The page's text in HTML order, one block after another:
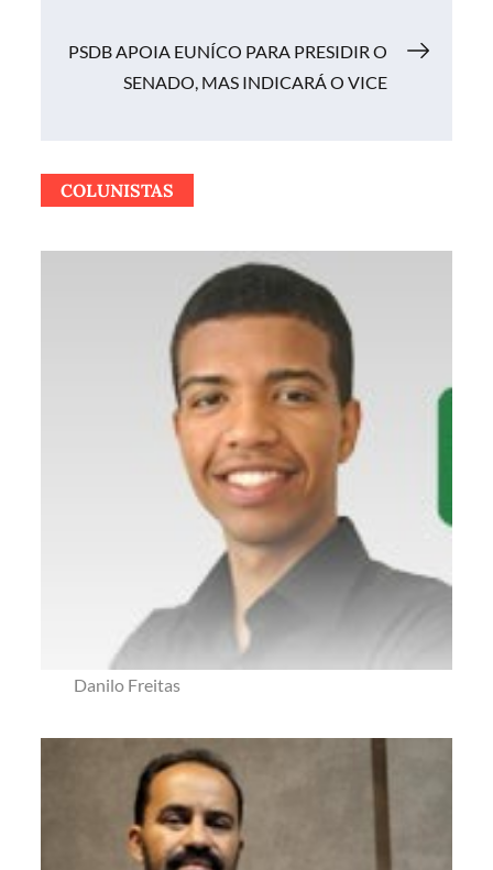
PSDB APOIA EUNÍCO PARA PRESIDIR O
SENADO, MAS INDICARÁ O VICE
COLUNISTAS
Danilo Freitas